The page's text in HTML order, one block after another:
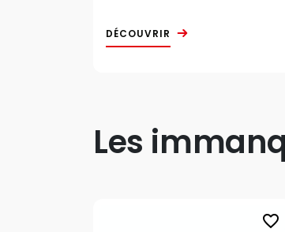
DÉCOUVRIR
Les
favorite_border